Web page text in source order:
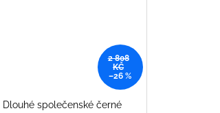
2 808
KČ
–26 %
Dlouhé společenské černé